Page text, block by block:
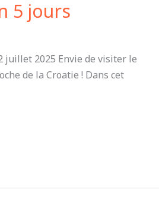
5 jours
juillet 2025 Envie de visiter le
de la Croatie ! Dans cet